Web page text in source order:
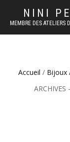
NINI
MEMBRE DES ATELIERS
Accueil / Bijoux